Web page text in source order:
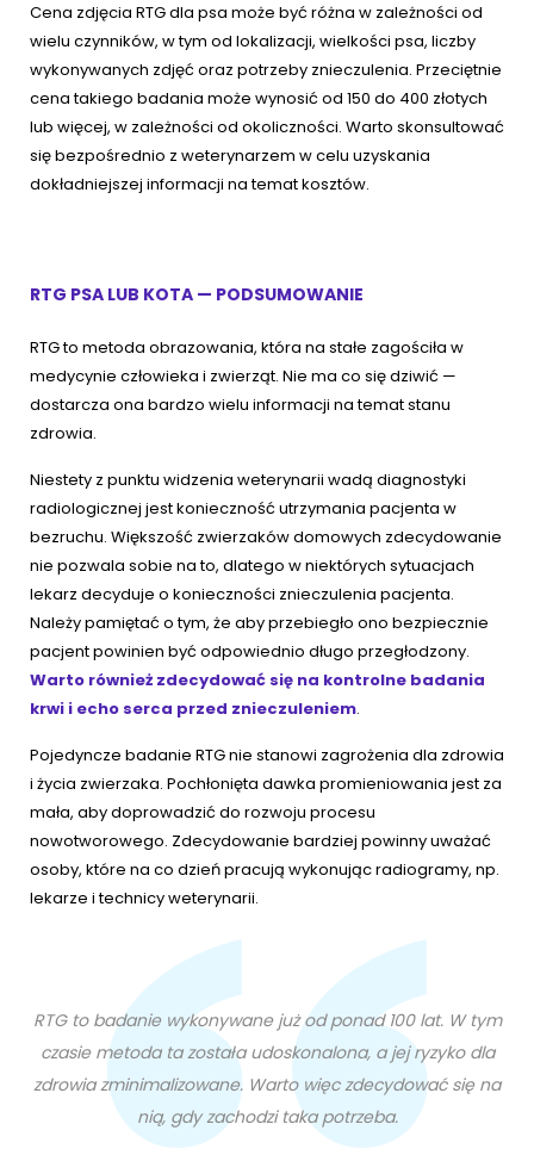
Cena zdjęcia RTG dla psa może być różna w zależności od
wielu czynników, w tym od lokalizacji, wielkości psa, liczby
wykonywanych zdjęć oraz potrzeby znieczulenia. Przeciętnie
cena takiego badania może wynosić od 150 do 400 złotych
lub więcej, w zależności od okoliczności. Warto skonsultować
się bezpośrednio z weterynarzem w celu uzyskania
dokładniejszej informacji na temat kosztów.
RTG PSA LUB KOTA — PODSUMOWANIE
RTG to metoda obrazowania, która na stałe zagościła w
medycynie człowieka i zwierząt. Nie ma co się dziwić —
dostarcza ona bardzo wielu informacji na temat stanu
zdrowia.
Niestety z punktu widzenia weterynarii wadą diagnostyki
radiologicznej jest konieczność utrzymania pacjenta w
bezruchu. Większość zwierzaków domowych zdecydowanie
nie pozwala sobie na to, dlatego w niektórych sytuacjach
lekarz decyduje o konieczności znieczulenia pacjenta.
Należy pamiętać o tym, że aby przebiegło ono bezpiecznie
pacjent powinien być odpowiednio długo przegłodzony.
Warto również zdecydować się na kontrolne badania
krwi i echo serca przed znieczuleniem.
Pojedyncze badanie RTG nie stanowi zagrożenia dla zdrowia
i życia zwierzaka. Pochłonięta dawka promieniowania jest za
mała, aby doprowadzić do rozwoju procesu
nowotworowego. Zdecydowanie bardziej powinny uważać
osoby, które na co dzień pracują wykonując radiogramy, np.
lekarze i technicy weterynarii.
RTG to badanie wykonywane już od ponad 100 lat. W tym
czasie metoda ta została udoskonalona, a jej ryzyko dla
zdrowia zminimalizowane. Warto więc zdecydować się na
nią, gdy zachodzi taka potrzeba.